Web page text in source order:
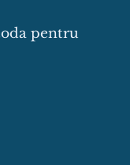
pentru